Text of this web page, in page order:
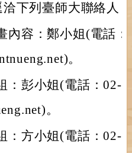
洽下列臺師大聯絡人：
內容：鄭小姐(電話
。
：彭小姐(電話：02-
。
：方小姐(電話：02-